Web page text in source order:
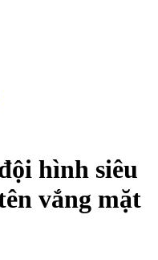
hình siêu
vắng mặt